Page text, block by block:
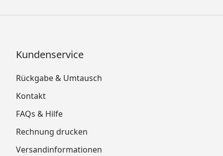
Kundenservice
Rückgabe & Umtausch
Kontakt
FAQs & Hilfe
Rechnung drucken
Versandinformationen